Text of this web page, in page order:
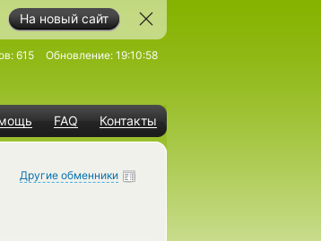
На новый сайт
FAQ Контакты
615 Обновление: 19:10:58
Другие обменники